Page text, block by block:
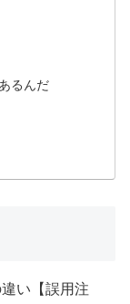
るんだ
違い【誤用注